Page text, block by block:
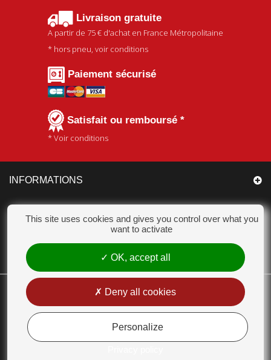
Livraison gratuite
A partir de 75 € d'achat en France Métropolitaine
* hors pneu, voir conditions
Paiement sécurisé
Satisfait ou remboursé *
* Voir conditions
INFORMATIONS
CATÉGORIES
MON COMPTE
CHAMPION ACCESSOIRES
18 Chemin des Bas Jardins 51530 DIZY - Tél. : 03 26 55 99 63 - E-mail :
contact@champion-accessoires.com
MENTIONS LÉGALES
This site uses cookies and gives you control over what you
want to activate
OK, accept all
Deny all cookies
Personalize